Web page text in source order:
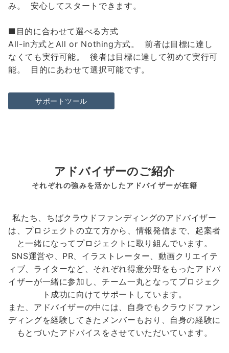
み。 安心してスタートできます。
■目的に合わせて選べる方式
All-in方式とAll or Nothing方式。 前者は目標に達し
なくても実行可能。 後者は目標に達して初めて実行可
能。 目的にあわせて選択可能です。
サポートツール
アドバイザーのご紹介
それぞれの強みを活かしたアドバイザーが在籍
私たち、ちばクラウドファンディングのアドバイザー
は、プロジェクトの立て方から、情報発信まで、起案者
と一緒になってプロジェクトに取り組んでいます。
SNS運営や、PR、イラストレーター、動画クリエイテ
ィブ、ライターなど、それぞれ得意分野をもったアドバ
イザーが一緒に参加し、チーム一丸となってプロジェク
ト成功に向けてサポートしています。
また、アドバイザーの中には、自身でもクラウドファン
ディングを経験してきたメンバーもおり、自身の経験に
もとづいたアドバイスをさせていただいています。